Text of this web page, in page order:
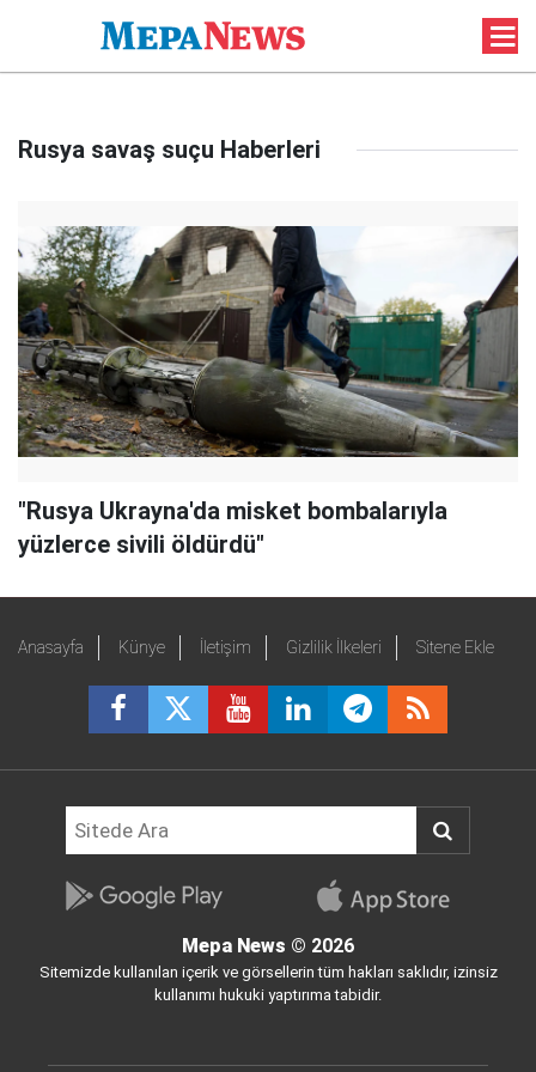
Rusya savaş suçu Haberleri
"Rusya Ukrayna'da misket bombalarıyla
yüzlerce sivili öldürdü"
Anasayfa Künye İletişim Gizlilik İlkeleri Sitene Ekle
Mepa News © 2026
Sitemizde kullanılan içerik ve görsellerin tüm hakları saklıdır, izinsiz
kullanımı hukuki yaptırıma tabidir.